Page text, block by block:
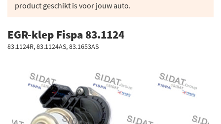
product geschikt is voor jouw auto.
EGR-klep Fispa 83.1124
83.1124R, 83.1124AS, 83.1653AS